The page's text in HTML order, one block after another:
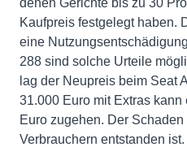
denen Gerichte bis zu 30
Kaufpreis festgelegt haben.
eine
288 sind solche Urteile
lag der Neupreis beim Seat
31.000 Euro mit Extras
Euro zugehen. Der
Verbrauchern entstanden ist.